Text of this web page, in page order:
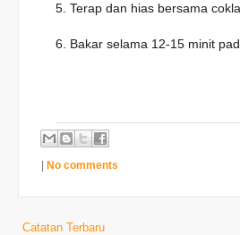
5. Terap dan hias bersama
6. Bakar selama 12-15 minit
| No comments
Catatan Terbaru